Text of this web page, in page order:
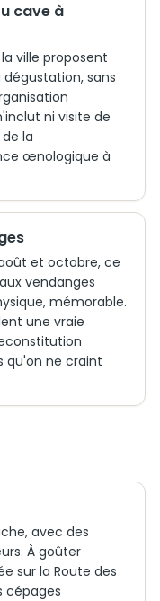
cave à
ville proposent
sans
ni visite de
la
œnologique à
et octobre, ce
vendanges
mémorable.
une vraie
qu'on ne craint
avec des
À goûter
sur la Route des
cépages